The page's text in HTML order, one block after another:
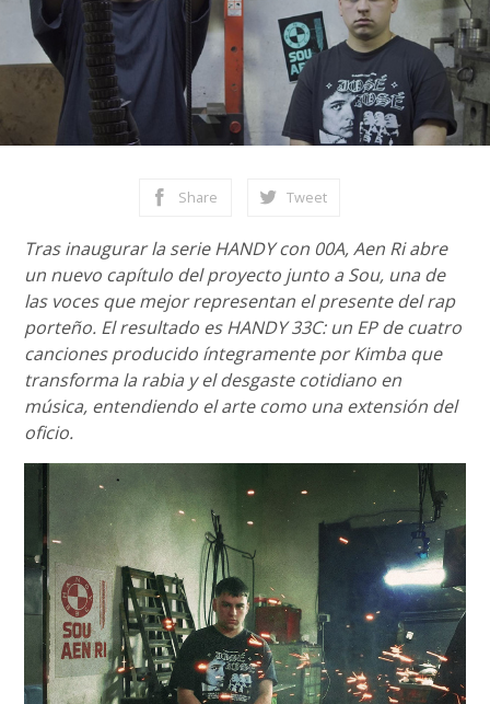
Share Tweet
Tras inaugurar la serie HANDY con 00A, Aen Ri abre
un nuevo capítulo del proyecto junto a Sou, una de
las voces que mejor representan el presente del rap
porteño. El resultado es HANDY 33C: un EP de cuatro
canciones producido íntegramente por Kimba que
transforma la rabia y el desgaste cotidiano en
música, entendiendo el arte como una extensión del
oficio.